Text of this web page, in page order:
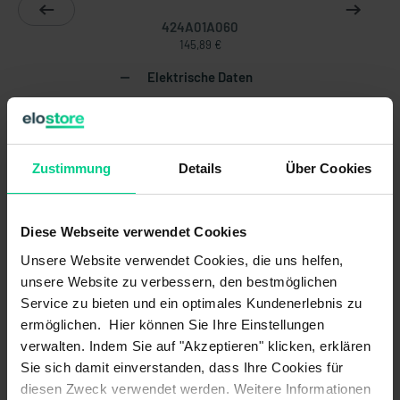
Zustimmung Details Über Cookies
Diese Webseite verwendet Cookies
Unsere Website verwendet Cookies, die uns helfen,
unsere Website zu verbessern, den bestmöglichen
Service zu bieten und ein optimales Kundenerlebnis zu
ermöglichen. Hier können Sie Ihre Einstellungen
verwalten. Indem Sie auf "Akzeptieren" klicken, erklären
Sie sich damit einverstanden, dass Ihre Cookies für
diesen Zweck verwendet werden. Weitere Informationen
424A01A060
145,89 €
Elektrische Daten
Auflösung:
Mittelstellung/Nulllage:
Mittelstellung/Nulllage:
Ausgangssignal max.: 20 mA
Ausgangssignal max.: -
Ausgangssignal min.: 4 mA